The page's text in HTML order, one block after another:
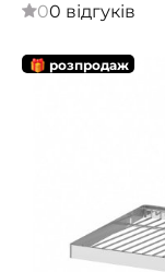
00 відгуків
🎁 розпродаж